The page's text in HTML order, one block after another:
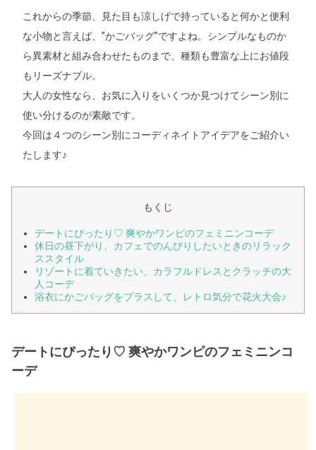
これからの季節、見た目も涼しげで持っていると何かと便利
な小物と言えば、”かごバッグ”ですよね。シンプルなものか
ら異素材と組み合わせたものまで、種類も豊富な上にお値段
もリーズナブル。
大人の女性なら、お気に入りをいくつか見つけてシーン別に
使い分けるのが素敵です。
今回は４つのシーン別にコーディネイトアイデアをご紹介い
たします♪
もくじ
デートにぴったり♡ 爽やかワンピのフェミニンコーデ
休日の昼下がり、カフェでのんびりしたいときのリラック
ススタイル
リゾートに着ていきたい、カラフルドレスとクラッチの大
人コーデ
浴衣にかごバッグをプラスして、レトロ気分で花火大会♪
デートにぴったり♡ 爽やかワンピのフェミニンコ
ーデ